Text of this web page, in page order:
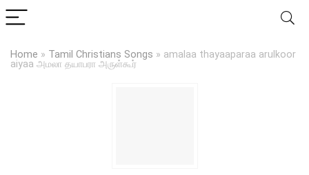
Home » Tamil Christians Songs » amalaa thayaaparaa arulkoor
aiyaa அமலா தயாபரா அருள்கூர்